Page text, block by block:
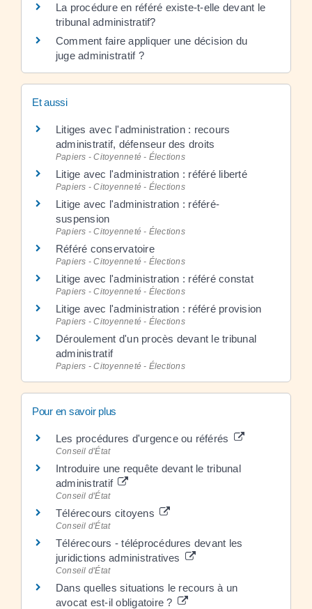
La procédure en référé existe-t-elle devant le
tribunal administratif?
Comment faire appliquer une décision du
juge administratif ?
Et aussi
Litiges avec l'administration : recours
administratif, défenseur des droits
Papiers - Citoyenneté - Élections
Litige avec l'administration : référé liberté
Papiers - Citoyenneté - Élections
Litige avec l'administration : référé-
suspension
Papiers - Citoyenneté - Élections
Référé conservatoire
Papiers - Citoyenneté - Élections
Litige avec l'administration : référé constat
Papiers - Citoyenneté - Élections
Litige avec l'administration : référé provision
Papiers - Citoyenneté - Élections
Déroulement d'un procès devant le tribunal
administratif
Papiers - Citoyenneté - Élections
Pour en savoir plus
Les procédures d'urgence ou référés
Conseil d'État
Introduire une requête devant le tribunal
administratif
Conseil d'État
Télérecours citoyens
Conseil d'État
Télérecours - téléprocédures devant les
juridictions administratives
Conseil d'État
Dans quelles situations le recours à un
avocat est-il obligatoire ?